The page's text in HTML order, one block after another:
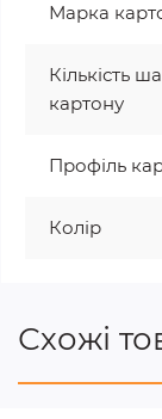
Марка
Кількість
картону
Профіль
Колір
Схожі